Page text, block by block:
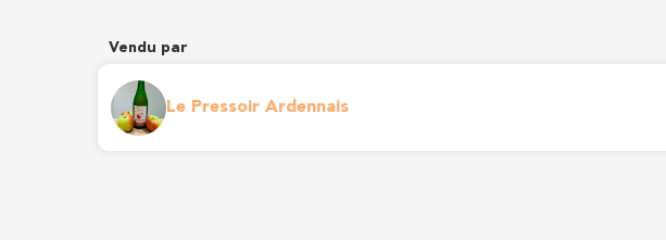
Vendu par
Le Pressoir Ardennais